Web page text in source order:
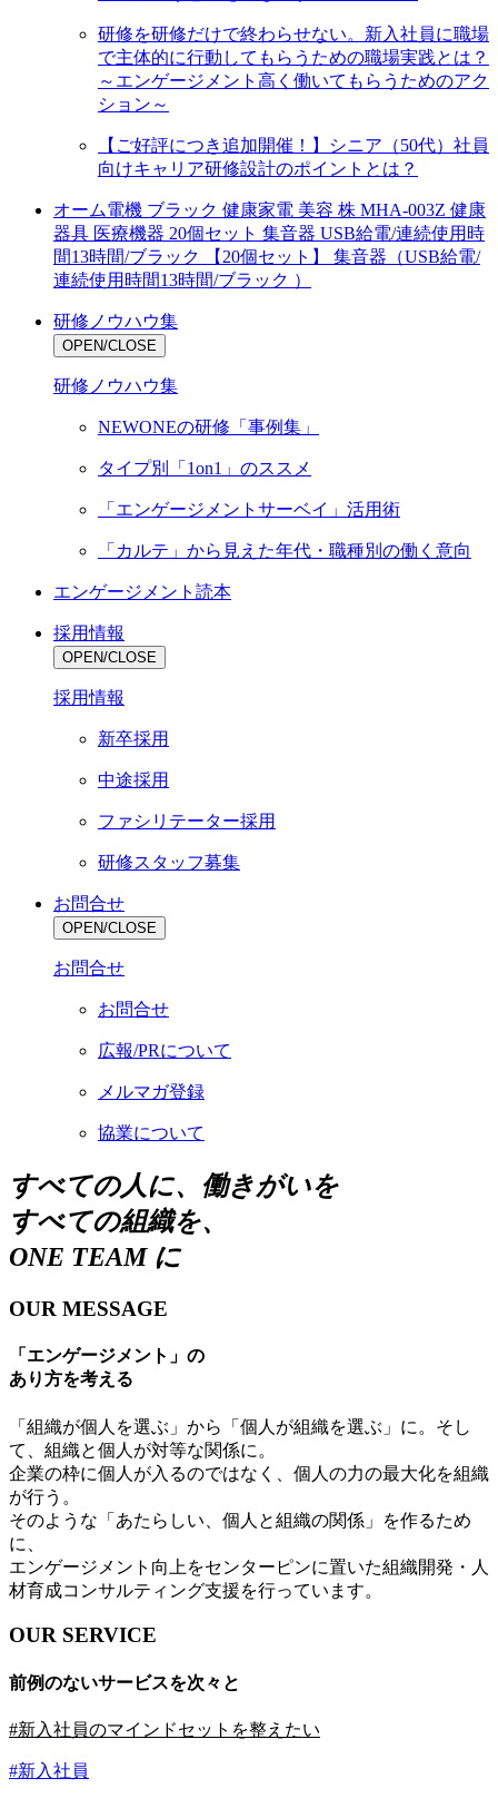
研修を研修だけで終わらせない。新入社員に職場
で主体的に行動してもらうための職場実践とは？
～エンゲージメント高く働いてもらうためのアク
ション～
【ご好評につき追加開催！】シニア（50代）社員
向けキャリア研修設計のポイントとは？
オーム電機 ブラック 健康家電 美容 株 MHA-003Z 健康
器具 医療機器 20個セット 集音器 USB給電/連続使用時
間13時間/ブラック 【20個セット】 集音器（USB給電/
連続使用時間13時間/ブラック ）
研修ノウハウ集
OPEN/CLOSE
研修ノウハウ集
NEWONEの研修「事例集」
タイプ別「1on1」のススメ
「エンゲージメントサーベイ」活用術
「カルテ」から見えた年代・職種別の働く意向
エンゲージメント読本
採用情報
OPEN/CLOSE
採用情報
新卒採用
中途採用
ファシリテーター採用
研修スタッフ募集
お問合せ
OPEN/CLOSE
お問合せ
お問合せ
広報/PRについて
メルマガ登録
協業について
すべての人に、働きがいを
すべての組織を、
ONE TEAMに
OUR MESSAGE
「エンゲージメント」 の
あり方を考える
「組織が個人を選ぶ」から「個人が組織を選ぶ」に。そし
て、組織と個人が対等な関係に。
企業の枠に個人が入るのではなく、個人の力の最大化を組織
が行う。
そのような「あたらしい、個人と組織の関係」を作るため
に、
エンゲージメント向上をセンターピンに置いた組織開発・人
材育成コンサルティング支援を行っています。
OUR SERVICE
前例のないサービスを次々と
#新入社員のマインドセットを整えたい
#新入社員